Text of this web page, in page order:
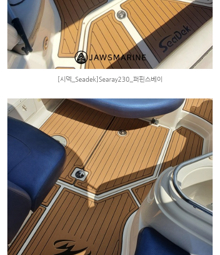
[시덱_Seadek]Searay230_퍼핀스베이